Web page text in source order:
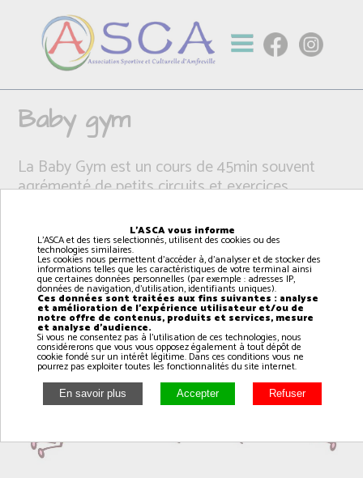
Baby gym
La Baby Gym est un cours de 45min souvent
agrémenté de petits circuits et exercices
et lui apprendre à se repérer dans l’espace. Jeux
d’éveil, exercices musicaux, circuits de motricité…
L'ASCA vous informe
L'ASCA et des tiers selectionnés, utilisent des cookies ou des
technologies similaires.
Les cookies nous permettent d'accéder à, d'analyser et de stocker des
informations telles que les caractéristiques de votre terminal ainsi
que certaines données personnelles (par exemple : adresses IP,
données de navigation, d'utilisation, identifiants uniques).
Ces données sont traitées aux fins suivantes : analyse
et amélioration de l'expérience utilisateur et/ou de
notre offre de contenus, produits et services, mesure
et analyse d'audience.
Si vous ne consentez pas à l'utilisation de ces technologies, nous
considérerons que vous vous opposez également à tout dépôt de
cookie fondé sur un intérêt légitime. Dans ces conditions vous ne
pourrez pas exploiter toutes les fonctionnalités du site internet.